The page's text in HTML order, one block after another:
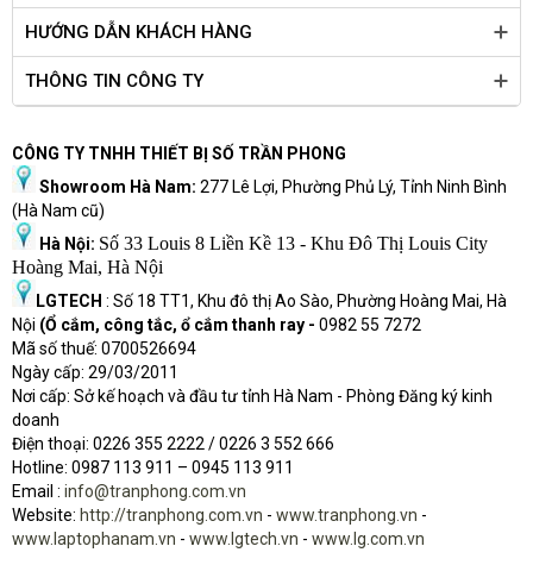
HƯỚNG DẪN KHÁCH HÀNG
THÔNG TIN CÔNG TY
CÔNG TY TNHH THIẾT BỊ SỐ TRẦN PHONG
Showroom Hà Nam: 277 Lê Lợi, Phường Phủ Lý, Tỉnh Ninh Bình
(Hà Nam cũ)
Hà Nội: Số 33 Louis 8 Liền Kề 13 - Khu Đô Thị Louis City
Hoàng Mai, Hà Nội
LGTECH : Số 18 TT1, Khu đô thị Ao Sào, Phường Hoàng Mai, Hà
Nội (Ổ cắm, công tắc, ổ cắm thanh ray - 0982 55 7272
Mã số thuế: 0700526694
Ngày cấp: 29/03/2011
Nơi cấp: Sở kế hoạch và đầu tư tỉnh Hà Nam - Phòng Đăng ký kinh
doanh
Điện thoại: 0226 355 2222 / 0226 3 552 666
Hotine: 0987 113 911 – 0945 113 911
Email : info@tranphong.com.vn
Website: http://tranphong.com.vn - www.tranphong.vn -
www.laptophanam.vn - www.lgtech.vn - www.lg.com.vn